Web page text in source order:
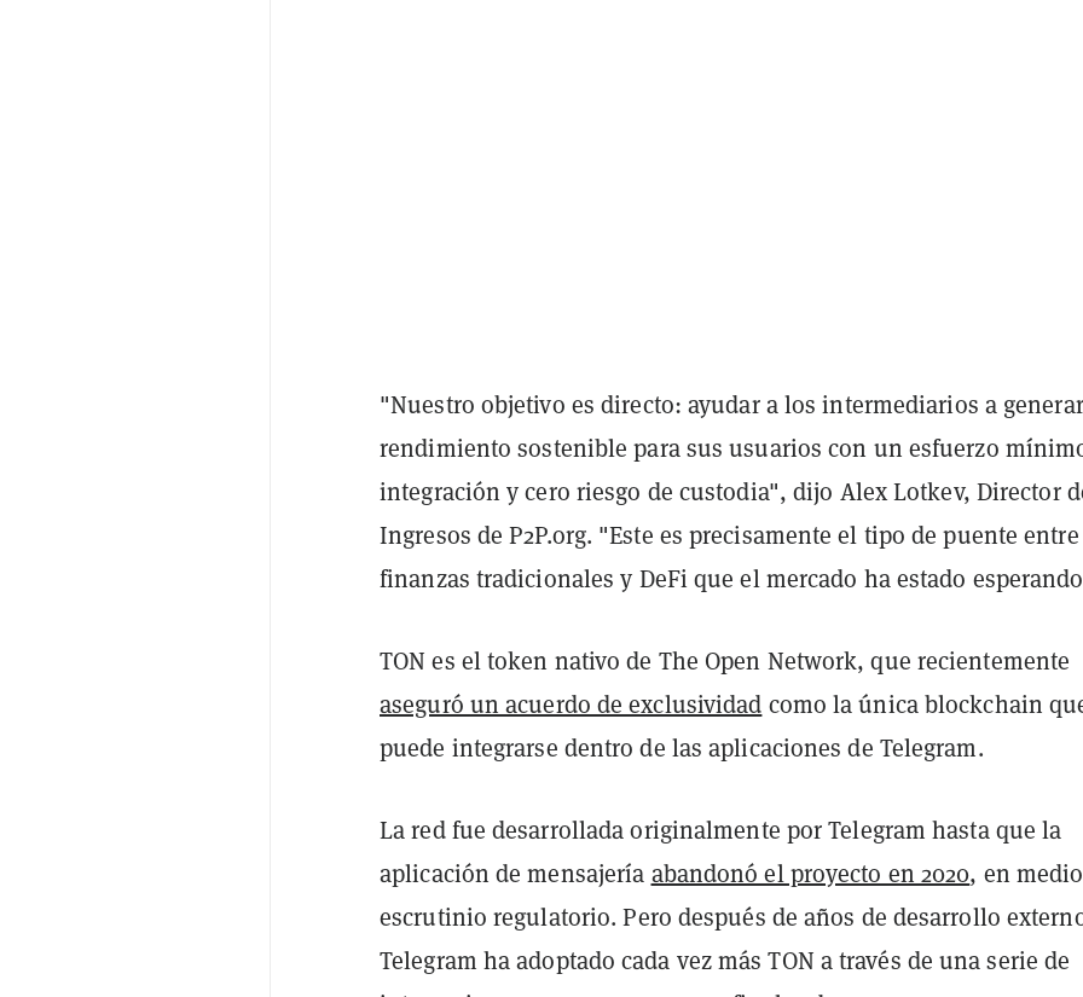
"Nuestro objetivo es directo: ayudar a los intermediarios a generar
rendimiento sostenible para sus usuarios con un esfuerzo
integración y cero riesgo de custodia", dijo Alex Lotkev, Director
Ingresos de P2P.org. "Este es precisamente el tipo de puente
finanzas tradicionales y DeFi que el mercado ha estado
TON es el token nativo de The Open Network, que recientemente
aseguró un acuerdo de exclusividad como la única blockchain
puede integrarse dentro de las aplicaciones de Telegram.
La red fue desarrollada originalmente por Telegram hasta que la
aplicación de mensajería abandonó el proyecto en 2020, en
escrutinio regulatorio. Pero después de años de desarrollo
Telegram ha adoptado cada vez más TON a través de una serie de